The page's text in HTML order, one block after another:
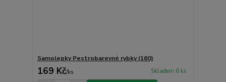
Samolepky Pestrobarevné rybky (160)
169 Kč/ks Skladem 6 ks